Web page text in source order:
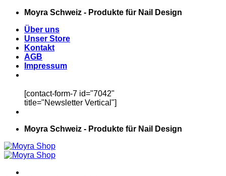
Zum
springen
Moyra Schweiz - Produkte für Nail Design
Über uns
Unser Store
Kontakt
AGB
Impressum
[contact-form-7 id="7042"
title="Newsletter Vertical"]
Moyra Schweiz - Produkte für Nail Design